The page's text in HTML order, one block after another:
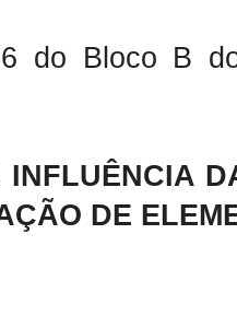
do Bloco B
DE